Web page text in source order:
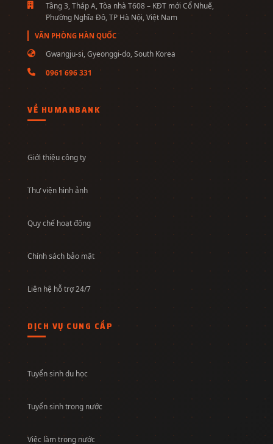
Tầng 3, Tháp A, Tòa nhà T608 – KĐT mới Cổ Nhuế,
Phường Nghĩa Đô, TP Hà Nội, Việt Nam
VĂN PHÒNG HÀN QUỐC
Gwangju-si, Gyeonggi-do, South Korea
0961 696 331
VỀ HUMANBANK
Giới thiệu công ty
Thư viện hình ảnh
Quy chế hoạt động
Chính sách bảo mật
Liên hệ hỗ trợ 24/7
DỊCH VỤ CUNG CẤP
Tuyển sinh du học
Tuyển sinh trong nước
Việc làm trong nước